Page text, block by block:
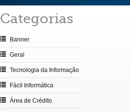
Categorias
Banner
Geral
Tecnologia da Informação
Fácil Informática
Área de Crédito